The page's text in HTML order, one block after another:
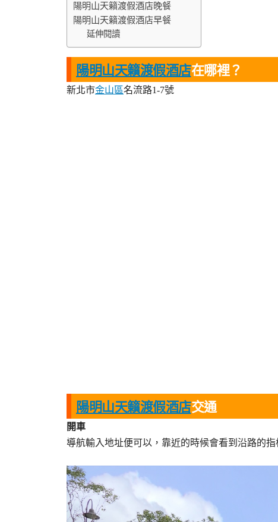
陽明山天籟渡假酒店晚餐
陽明山天籟渡假酒店早餐
延伸閱讀
陽明山天籟渡假酒店在哪裡？
新北市金山區名流路1-7號
陽明山天籟渡假酒店交通
開車
導航輸入地址便可以，靠近的時候會看到沿路的